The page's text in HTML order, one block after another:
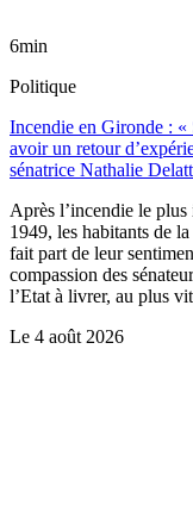
6min
Politique
Incendie en Gironde : «
avoir un retour
sénatrice Nathalie
Après l’incendie le
1949, les habitants de
fait part de leur
compassion des
l’Etat à livrer, au plus
Le 4 août 2026